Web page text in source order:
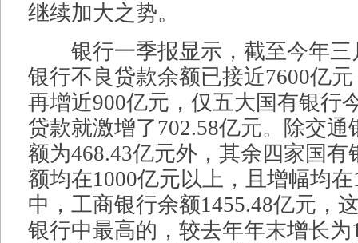
继续加大之势。
银行一季报显示，截至今年三
银行不良贷款余额已接近7600亿
再增近900亿元，仅五大国有银行
贷款就激增了702.58亿元。除交通
额为468.43亿元外，其余四家国有
额均在1000亿元以上，且增幅均
中，工商银行余额1455.48亿元，
银行中最高的，较去年年末增长为